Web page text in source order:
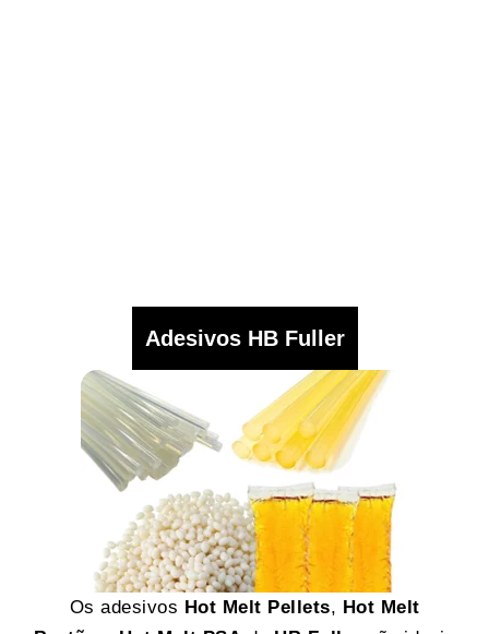
Adesivos HB Fuller
Os adesivos Hot Melt Pellets, Hot Melt